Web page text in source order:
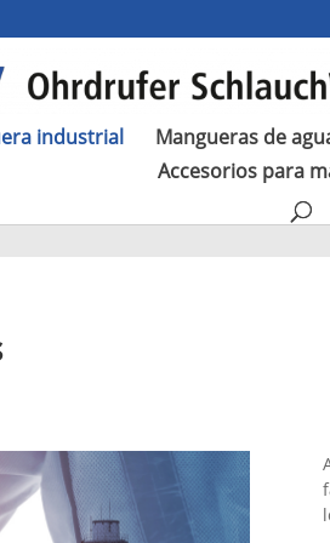
industrial Mangueras de
Accesorios para